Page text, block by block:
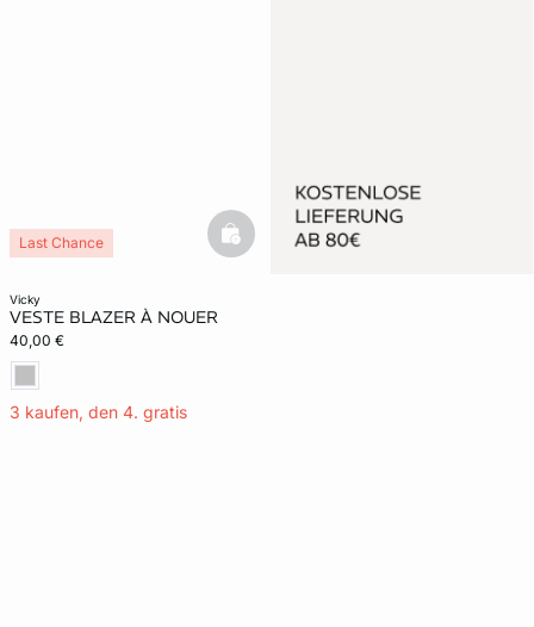
vicky
VESTE BLAZER À NOUER
40,00 €
3 kaufen, den 4. gratis
Last Chance basketfull